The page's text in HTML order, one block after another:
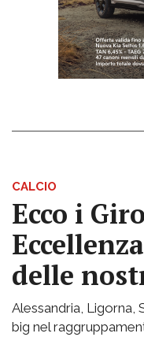
CALCIO
Ecco i
delle
Alessandria, Ligorna,
big nel